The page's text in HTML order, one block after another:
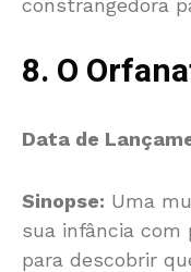
constrangedora
8. O
Data de
Sinopse: Uma
sua infância com
para descobrir